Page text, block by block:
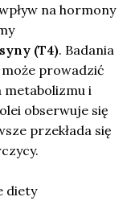
na hormony
(T4). Badania
prowadzić
metabolizmu i
obserwuje się
przekłada się
diety